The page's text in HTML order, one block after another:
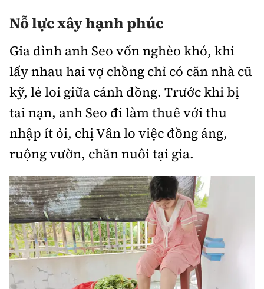
Nỗ lực xây hạnh phúc
Gia đình anh Seo vốn nghèo khó, khi
lấy nhau hai vợ chồng chỉ có căn nhà cũ
kỹ, lẻ loi giữa cánh đồng. Trước khi bị
tai nạn, anh Seo đi làm thuê với thu
nhập ít ỏi, chị Vân lo việc đồng áng,
ruộng vườn, chăn nuôi tại gia.